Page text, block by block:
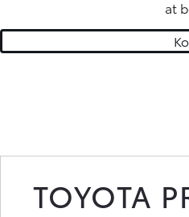
at
TOYOTA